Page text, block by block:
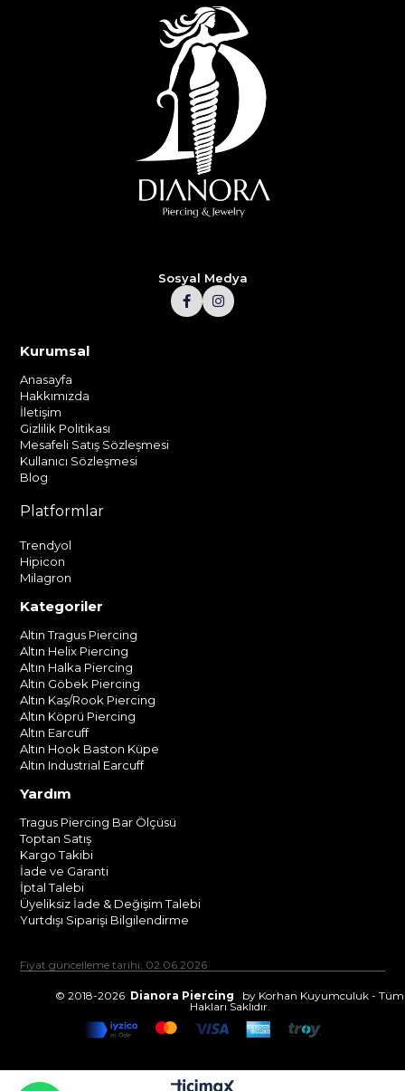
Sosyal Medya
Kurumsal
Anasayfa
Hakkımızda
İletişim
Gizlilik Politikası
Mesafeli Satış Sözleşmesi
Kullanıcı Sözleşmesi
Blog
Platformlar
Trendyol
Hipicon
Milagron
Kategoriler
Altın Tragus Piercing
Altın Helix Piercing
Altın Halka Piercing
Altın Göbek Piercing
Altın Kaş/Rook Piercing
Altın Köprü Piercing
Altın Earcuff
Altın Hook Baston Küpe
Altın Industrial Earcuff
Yardım
Tragus Piercing Bar Ölçüsü
Toptan Satış
Kargo Takibi
İade ve Garanti
İptal Talebi
Üyeliksiz İade & Değişim Talebi
Yurtdışı Siparişi Bilgilendirme
Fiyat güncelleme tarihi: 02.06.2026
© 2018-2026 Dianora Piercing by Korhan Kuyumculuk - Tüm
Hakları Saklıdır.